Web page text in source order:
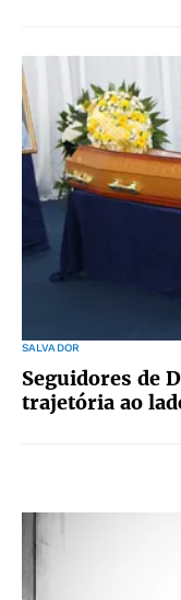
SALVADOR
Seguidores de
trajetória ao